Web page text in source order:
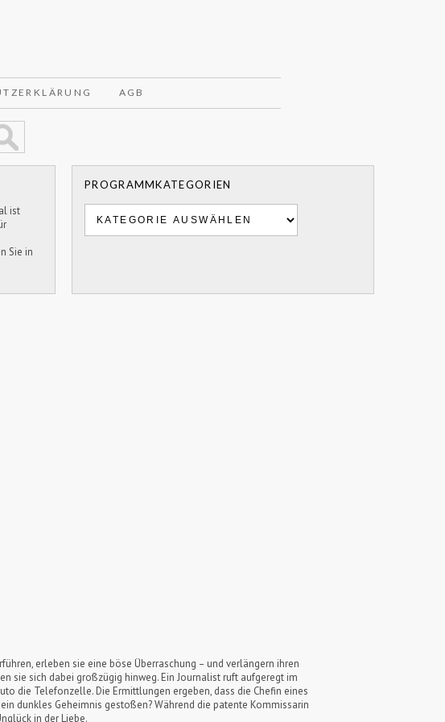
AGB
ist
Sie in
PROGRAMMKATEGORIEN
erleben sie eine böse Überraschung – und verlängern ihren
sie sich dabei großzügig hinweg. Ein Journalist ruft aufgeregt im
die Telefonzelle. Die Ermittlungen ergeben, dass die Chefin eines
dunkles Geheimnis gestoßen? Während die patente Kommissarin
in der Liebe.